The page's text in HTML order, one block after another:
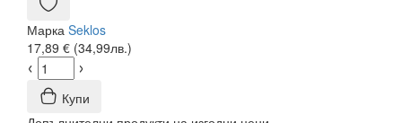
Марка Seklos
17,89 € (34,99лв.)
Купи